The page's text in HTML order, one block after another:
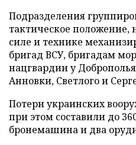
Подразделения
тактическое
силе и технике
бригад ВСУ, бригадам
нацгвардии у
Анновки, Светлого и
Потери украинских
при этом составили до
бронемашина и два